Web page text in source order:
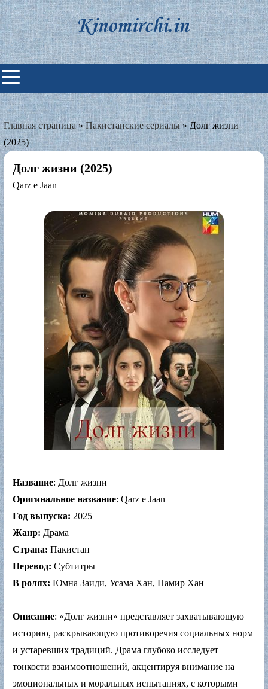
Skip
to
content
Индийские фильмы смотреть
онлайн
Главная страница»Пакистанские сериалы»Долг жизни
(2025)
Долг жизни (2025)
Qarz e Jaan
Название: Долг жизни
Оригинальное название: Qarz e Jaan
Год выпуска: 2025
Жанр: Драма
Страна: Пакистан
Перевод: Субтитры
В ролях: Юмна Заиди, Усама Хан, Намир Хан
Описание: «Долг жизни» представляет захватывающую
историю, раскрывающую противоречия социальных норм
и устаревших традиций. Драма глубоко исследует
тонкости взаимоотношений, акцентируя внимание на
эмоциональных и моральных испытаниях, с которыми